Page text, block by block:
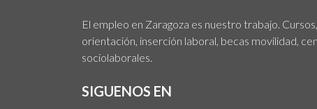
El empleo en Zaragoza es nuestro trabajo.
orientación, inserción laboral, becas movilidad,
sociolaborales.
SIGUENOS EN